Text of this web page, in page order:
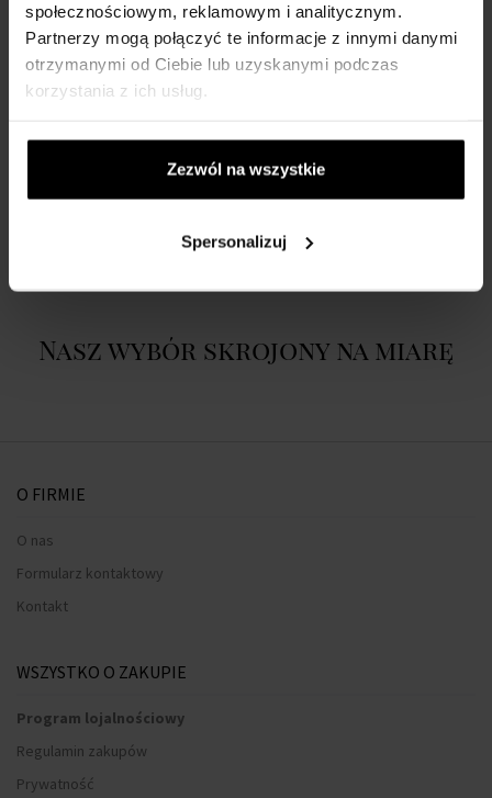
społecznościowym, reklamowym i analitycznym.
Partnerzy mogą połączyć te informacje z innymi danymi
otrzymanymi od Ciebie lub uzyskanymi podczas
korzystania z ich usług.
Zezwól na wszystkie
Spersonalizuj
Nuta głowy:duński rokitnik, nuty owocowe
Nuta serca: jaśmin
Nuta bazy:nuty drzewne, skóra
Nasz wybór skrojony na miarę
O FIRMIE
O nas
Formularz kontaktowy
Kontakt
WSZYSTKO O ZAKUPIE
Program lojalnościowy
Regulamin zakupów
Prywatność